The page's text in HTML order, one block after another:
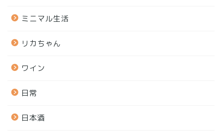
ミニマル生活
リカちゃん
ワイン
日常
日本酒